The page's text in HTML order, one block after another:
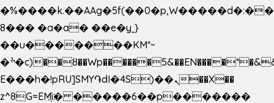
8��� �a�a� ��e�y˿}
��u�������KM*~
�ׯ�c)��ȣ��Wp������5&��EN����*�&&6F��Le��~�P�άv����ui?
E���h�!pRU]SMY֏dI�4S)��ܢ��X��
z^8G=EM҉i� �����6��p�������